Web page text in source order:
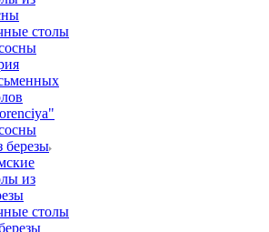
столы
березы
из
столы